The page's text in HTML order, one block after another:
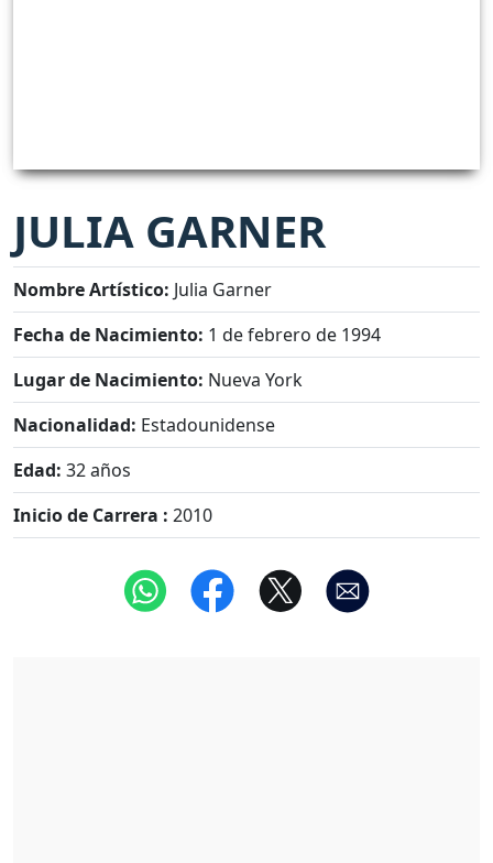
JULIA GARNER
Nombre Artístico: Julia Garner
Fecha de Nacimiento: 1 de febrero de 1994
Lugar de Nacimiento: Nueva York
Nacionalidad: Estadounidense
Edad: 32 años
Inicio de Carrera : 2010